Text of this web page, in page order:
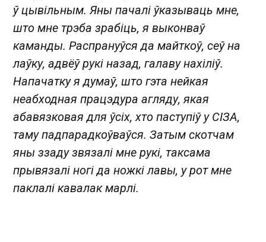
ў цывільным. Яны пачалі ўказываць мне,
што мне трэба зрабіць, я выконваў
каманды. Распрануўся да майткоў, сеў на
лаўку, адвёў рукі назад, галаву нахіліў.
Напачатку я думаў, што гэта нейкая
неабходная працэдура агляду, якая
абавязковая для ўсіх, хто паступіў у СІЗА,
таму падпарадкоўваўся. Затым скотчам
яны ззаду звязалі мне рукі, таксама
прывязалі ногі да ножкі лавы, у рот мне
паклалі кавалак марлі.